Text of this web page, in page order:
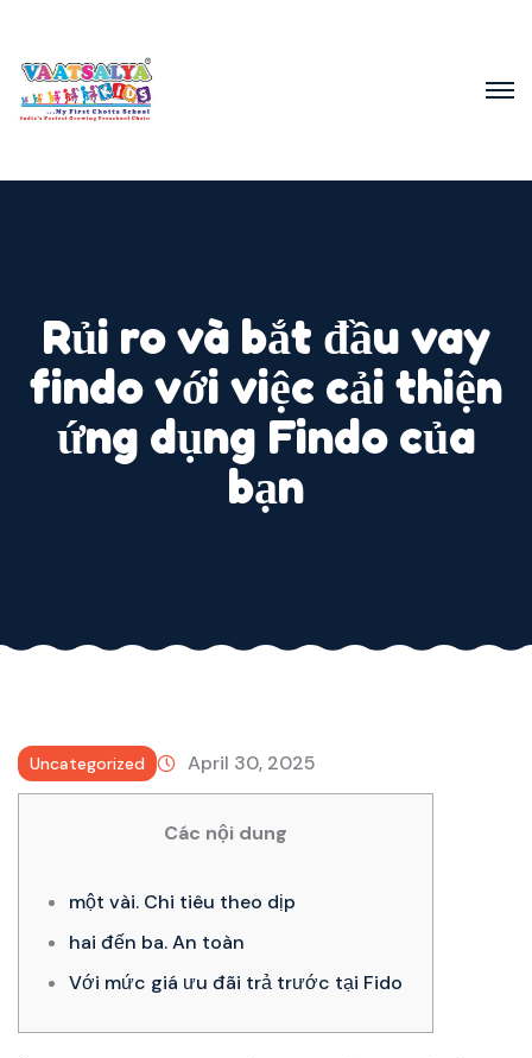
Rủi ro và bắt đầu vay
findo với việc cải thiện
ứng dụng Findo của
bạn
Uncategorized April 30, 2025
Các nội dung
một vài. Chi tiêu theo dịp
hai đến ba. An toàn
Với mức giá ưu đãi trả trước tại Fido